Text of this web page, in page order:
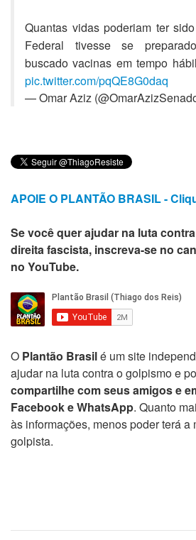
Quantas vidas poderiam ter
Federal tivesse se
buscado vacinas em tempo
pic.twitter.com/pqQE8G0daq
— Omar Aziz
APOIE O PLANTÃO BRASIL -
Se você quer ajudar na luta
direita fascista, inscreva-se no
no YouTube.
O Plantão Brasilé um site
ajudar na luta contra o golpismo e
compartilhe com seus amigos e
Facebook e WhatsApp. Quanto
às informações, menos poder terá
golpista.